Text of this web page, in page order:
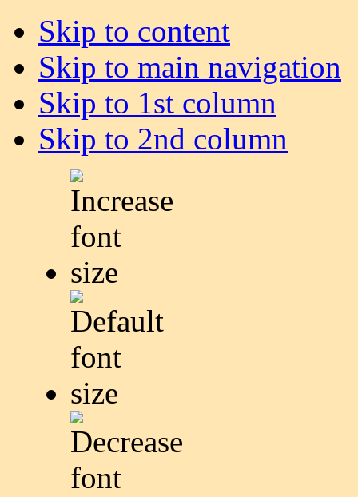
Skip to content
Skip to main navigation
Skip to 1st column
Skip to 2nd column